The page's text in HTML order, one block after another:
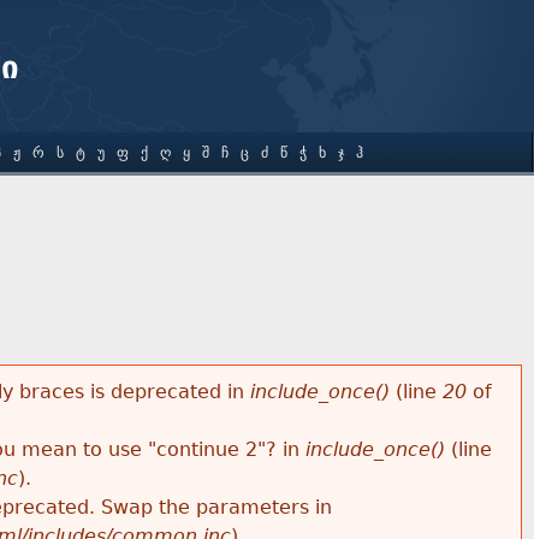
braces is deprecated in include_once() (line 20of
mean to use "continue 2"? in include_once() (line
).
Swap the parameters in
Ჟ Რ Ს Ტ Უ Ფ Ქ Ღ Ყ Შ Ჩ Ც Ძ Წ Ჭ Ხ Ჯ Ჰ